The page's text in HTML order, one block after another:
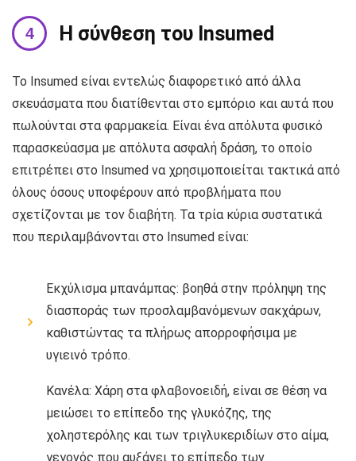
Η σύνθεση του Insumed
Το Insumed είναι εντελώς διαφορετικό από άλλα
σκευάσματα που διατίθενται στο εμπόριο και αυτά που
πωλούνται στα φαρμακεία. Είναι ένα απόλυτα φυσικό
παρασκεύασμα με απόλυτα ασφαλή δράση, το οποίο
επιτρέπει στο Insumed να χρησιμοποιείται τακτικά από
όλους όσους υποφέρουν από προβλήματα που
σχετίζονται με τον διαβήτη. Τα τρία κύρια συστατικά
που περιλαμβάνονται στο Insumed είναι:
Εκχύλισμα μπανάμπας: βοηθά στην πρόληψη της
διασποράς των προσλαμβανόμενων σακχάρων,
καθιστώντας τα πλήρως απορροφήσιμα με
υγιεινό τρόπο.
Κανέλα: Χάρη στα φλαβονοειδή, είναι σε θέση να
μειώσει το επίπεδο της γλυκόζης, της
χοληστερόλης και των τριγλυκεριδίων στο αίμα,
γεγονός που αυξάνει το επίπεδο των